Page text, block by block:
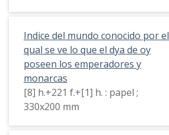
Indice del mundo conocido por el
qual se ve lo que el dya de oy
poseen los emperadores y
monarcas
[8] h.+221 f.+[1] h. : papel ;
330x200 mm